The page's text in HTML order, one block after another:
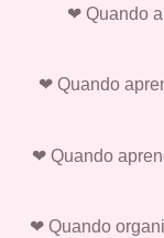
❤ Quando
❤ Quando
❤ Quando
❤ Quando